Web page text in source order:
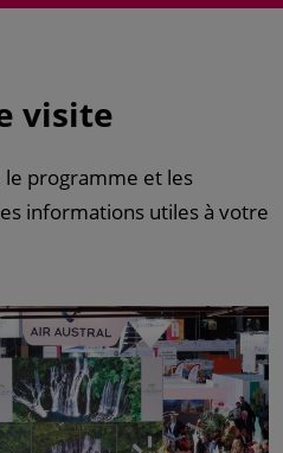
visite
le programme et les
informations utiles à votre